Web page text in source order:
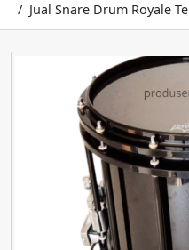
Jual Snare Drum Royale